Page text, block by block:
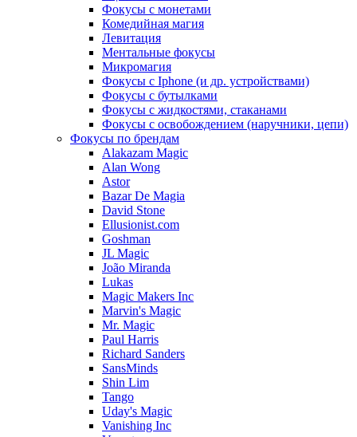
Фокусы с монетами
Комедийная магия
Левитация
Ментальные фокусы
Микромагия
Фокусы с Iphone (и др. устройствами)
Фокусы с бутылками
Фокусы с жидкостями, стаканами
Фокусы с освобождением (наручники, цепи)
Фокусы по брендам
Alakazam Magic
Alan Wong
Astor
Bazar De Magia
David Stone
Ellusionist.com
Goshman
JL Magic
João Miranda
Lukas
Magic Makers Inc
Marvin's Magic
Mr. Magic
Paul Harris
Richard Sanders
SansMinds
Shin Lim
Tango
Uday's Magic
Vanishing Inc